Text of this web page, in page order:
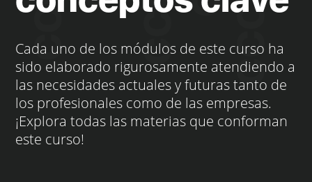
Cada uno de los módulos de este curso ha
sido elaborado rigurosamente atendiendo a
las necesidades actuales y futuras tanto de
los profesionales como de las empresas.
¡Explora todas las materias que conforman
este curso!